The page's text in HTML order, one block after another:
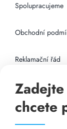
Spolupracujeme
Obchodní
Reklamační řád
Připojení k
Odkazy
chcete